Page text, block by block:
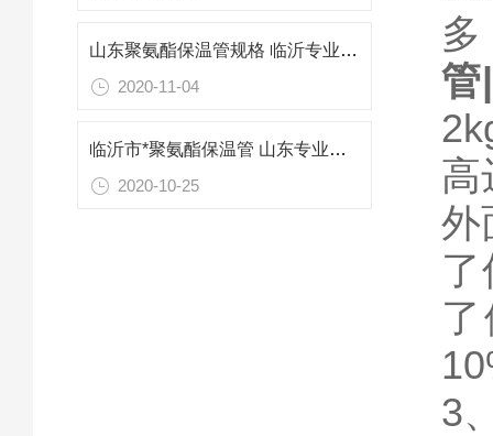
山东聚氨酯保温管规格 临沂专业防腐保温材料
2020-11-04
临沂市*聚氨酯保温管 山东专业防腐保温材料
2020-10-25
管
高
外
3